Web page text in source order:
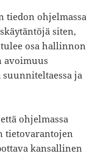
tiedon ohjelmassa
siten,
osa hallinnon
avoimuus
ja
ohjelmassa
tietovarantojen
kansallinen